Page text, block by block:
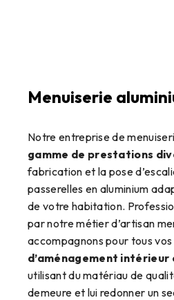
Menuiserie
Notre entreprise de
gamme de prestations
fabrication et la pose
passerelles en aluminium
de votre habitation.
par notre métier d’artisan
accompagnons pour tous
d’aménagement
utilisant du matériau de
demeure et lui redonner un